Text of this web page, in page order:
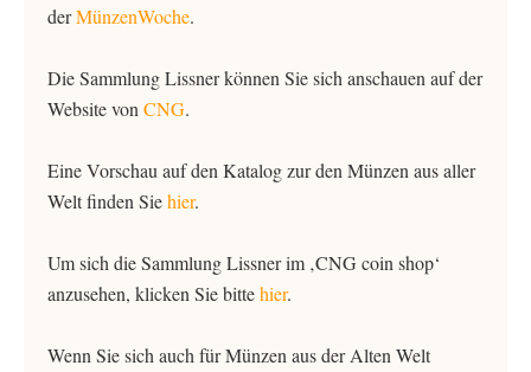
derMünzenWoche.
Die Sammlung Lissner können Sie sich anschauen auf der
Website von CNG.
Eine Vorschau auf den Katalog zur den Münzen aus aller
Welt finden Siehier.
Um sich die Sammlung Lissner im ‚CNG coin shop‘
anzusehen, klicken Sie bittehier.
Wenn Sie sich auch für Münzen aus der Alten Welt